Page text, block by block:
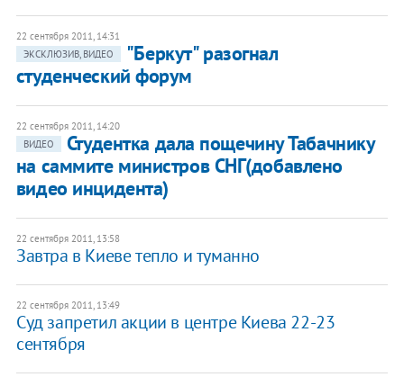
22 сентября 2011, 14:31
ЭКСКЛЮЗИВ, ВИДЕО
"Беркут" разогнал
студенческий форум
22 сентября 2011, 14:20
ВИДЕО
Студентка дала пощечину Табачнику
на саммите министров СНГ(добавлено
видео инцидента)
22 сентября 2011, 13:58
Завтра в Киеве тепло и туманно
22 сентября 2011, 13:49
Суд запретил акции в центре Киева 22-23
сентября